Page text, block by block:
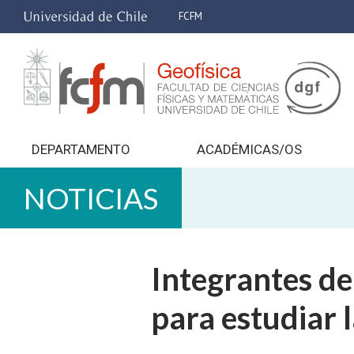
FCFM
DEPARTAMENTO ACADÉMICAS/OS
NOTICIAS
Integrantes
para estudiar